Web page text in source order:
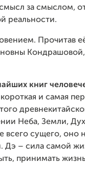
за смыслом,
реальности.
Прочитав
Кондрашовой,
книг
и самая
Неба, Земли,
всего сущего,
Дэ – сила самой
принимать